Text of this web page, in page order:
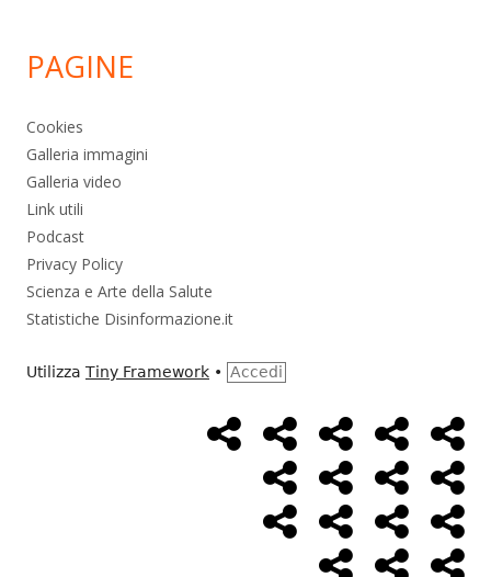
PAGINE
Cookies
Galleria immagini
Galleria video
Link utili
Podcast
Privacy Policy
Scienza e Arte della Salute
Statistiche Disinformazione.it
Utilizza Tiny Framework • Accedi
MenùHome
Page
Alimentazione
AmbienteBambini
Cancro ControlloEconomia
FarmaciMassoneriaNWO
Salute Storia